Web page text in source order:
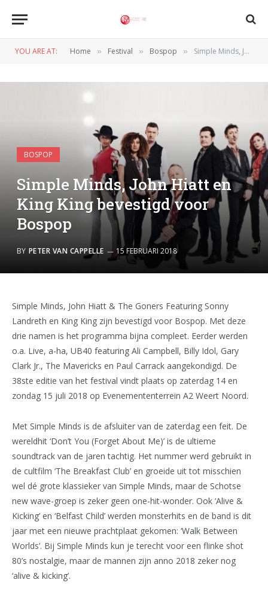
YOU ARE AT: Home » Festival » Bospop » Simple Minds, John Hiatt en King King bevestigd voor Bospop
BOSPOP
Simple Minds, John Hiatt en
King King bevestigd voor
Bospop
BY PETER VAN CAPPELLE 15 FEBRUARI 2018
Simple Minds, John Hiatt & The Goners Featuring Sonny
Landreth en King King zijn bevestigd voor Bospop. Met deze
drie namen is het programma bijna compleet. Eerder werden
o.a. Live, a-ha, UB40 featuring Ali Campbell, Billy Idol, Gary
Clark Jr., The Mavericks en Paul Carrack aangekondigd. De
38ste editie van het festival vindt plaats op zaterdag 14 en
zondag 15 juli 2018 op Evenemententerrein A2 Weert Noord.
Met Simple Minds is de afsluiter van de zaterdag een feit. De
wereldhit ‘Don’t You (Forget About Me)’ is de ultieme
soundtrack van de jaren tachtig. Het nummer werd gebruikt in
de cultfilm ‘The Breakfast Club’ en groeide uit tot misschien
wel dé grote klassieker van Simple Minds, maar de Schotse
new wave-groep is zeker geen one-hit-wonder. Ook ‘Alive &
Kicking’ en ‘Belfast Child’ werden monsterhits en de band is dit
jaar met een nieuwe prachtplaat gekomen: ‘Walk Between
Worlds’. Bij Simple Minds kun je terecht voor een flinke shot
80’s nostalgie, maar de mannen zijn anno 2018 zeker nog
‘alive & kicking’.